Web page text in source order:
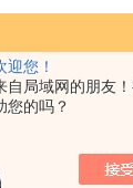
迎您！
自局域网的朋友
您的吗？
节能型的制造与物流
结果，明显提高日常
与本公司上一代同
分析天平能够提